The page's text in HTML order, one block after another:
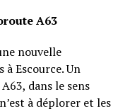
A63
nouvelle
Escource. Un
dans le sens
à déplorer et les